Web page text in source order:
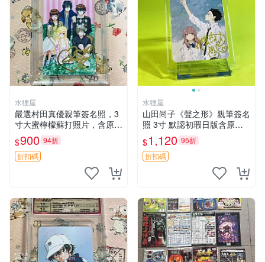
水狸屋
嚴選村田真優親筆簽名照，3
寸大蜜檸檬蘇打照片，含原裝
卡套。收藏級面簽照，拍後即
送！蜜檸檬、照片、簽名照
$900 94折
折扣碼
水狸屋
山田尚子《聲之形》親筆簽名
照 3寸 默認初瑕日版含原裝
卡磚 聲之形 經典 預定
$1,120 95折
折扣碼